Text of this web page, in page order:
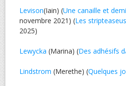
Levison(Iain) (Une canaille et
novembre 2021) (Les
2025)
Lewycka (Marina) (Des adhésifs
Lindstrom (Merethe) (Quelques